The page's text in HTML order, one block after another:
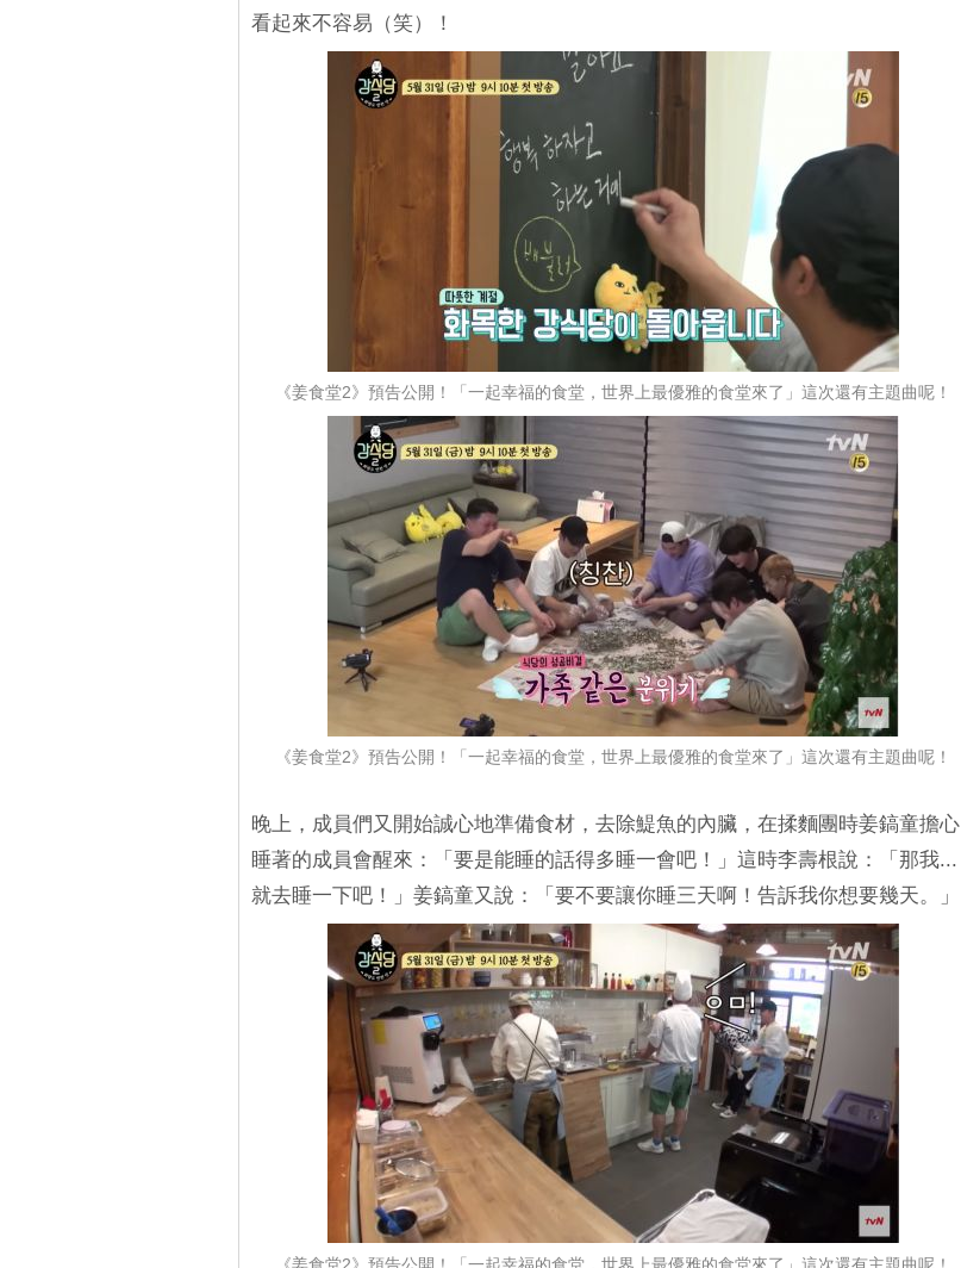
看起來不容易（笑）！
《姜食堂2》預告公開！「一起幸福的食堂，世界上最優雅的食堂來了」這次還有主題曲呢！
《姜食堂2》預告公開！「一起幸福的食堂，世界上最優雅的食堂來了」這次還有主題曲呢！
晚上，成員們又開始誠心地準備食材，去除鯷魚的內臟，在揉麵團時姜鎬童擔心
睡著的成員會醒來：「要是能睡的話得多睡一會吧！」這時李壽根說：「那我...
就去睡一下吧！」姜鎬童又說：「要不要讓你睡三天啊！告訴我你想要幾天。」